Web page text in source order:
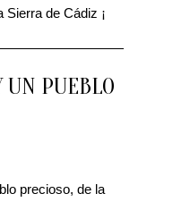
Sierra de Cádiz ¡
UN PUEBLO
precioso, de la